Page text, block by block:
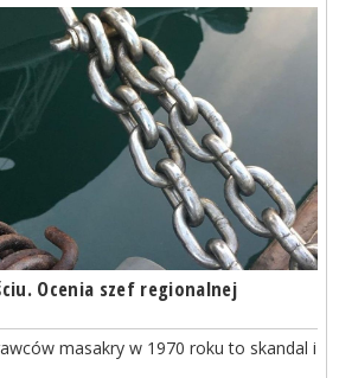
Ocenia szef regionalnej
masakry w 1970 roku to skandal i